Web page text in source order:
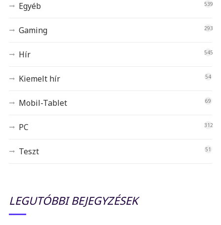
Egyéb 539
Gaming 293
Hír 545
Kiemelt hír 54
Mobil-Tablet 69
PC 312
Teszt 51
LEGUTÓBBI BEJEGYZÉSEK